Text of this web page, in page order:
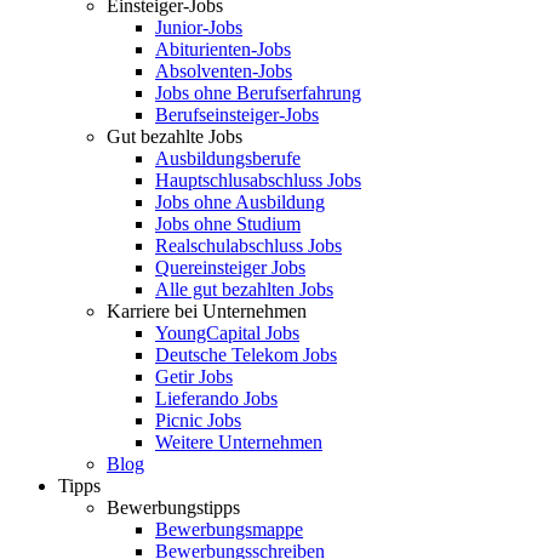
Einsteiger-Jobs
Junior-Jobs
Abiturienten-Jobs
Absolventen-Jobs
Jobs ohne Berufserfahrung
Berufseinsteiger-Jobs
Gut bezahlte Jobs
Ausbildungsberufe
Hauptschlusabschluss Jobs
Jobs ohne Ausbildung
Jobs ohne Studium
Realschulabschluss Jobs
Quereinsteiger Jobs
Alle gut bezahlten Jobs
Karriere bei Unternehmen
YoungCapital Jobs
Deutsche Telekom Jobs
Getir Jobs
Lieferando Jobs
Picnic Jobs
Weitere Unternehmen
Blog
Tipps
Bewerbungstipps
Bewerbungsmappe
Bewerbungsschreiben